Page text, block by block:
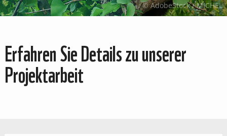
© AdobeStock / MICHEL
Erfahren Sie Details zu unserer
Projektarbeit